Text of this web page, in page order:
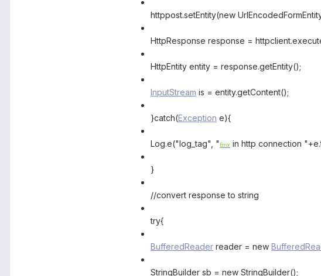
httppost.setEntity(new
HttpResponse response =
HttpEntity entity = response.getEntity();
InputStream is = entity.getContent();
}catch(Exception e){
Log.e("log_tag", " Error in http connection
}
//convert response to string
try{
BufferedReader reader = new
StringBuilder sb = new StringBuilder();